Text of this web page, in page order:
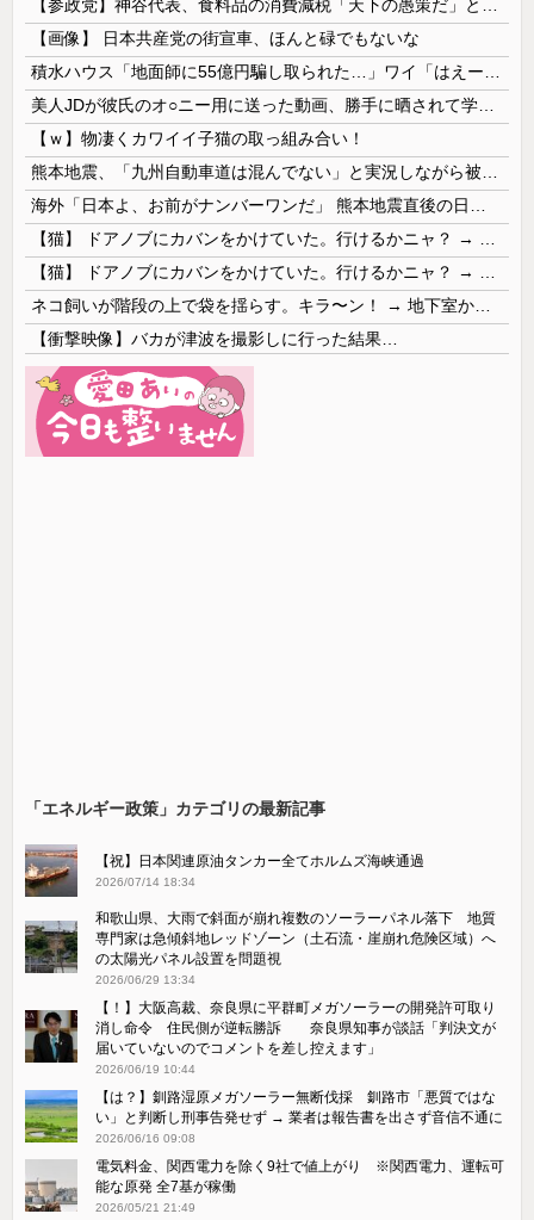
【画像】 日本共産党の街宣車、ほんと碌でもないな
【ｗ】物凄くカワイイ子猫の取っ組み合い！
【衝撃映像】バカが津波を撮影しに行った結果…
「エネルギー政策」カテゴリの最新記事
【祝】日本関連原油タンカー全てホルムズ海峡通過
2026/07/14 18:34
和歌山県、大雨で斜面が崩れ複数のソーラーパネル落下 地質
専門家は急傾斜地レッドゾーン（土石流・崖崩れ危険区域）へ
の太陽光パネル設置を問題視
2026/06/29 13:34
【！】大阪高裁、奈良県に平群町メガソーラーの開発許可取り
消し命令 住民側が逆転勝訴 奈良県知事が談話「判決文が
届いていないのでコメントを差し控えます」
2026/06/19 10:44
【は？】釧路湿原メガソーラー無断伐採 釧路市「悪質ではな
い」と判断し刑事告発せず → 業者は報告書を出さず音信不通に
2026/06/16 09:08
電気料金、関西電力を除く9社で値上がり ※関西電力、運転可
能な原発 全7基が稼働
2026/05/21 21:49